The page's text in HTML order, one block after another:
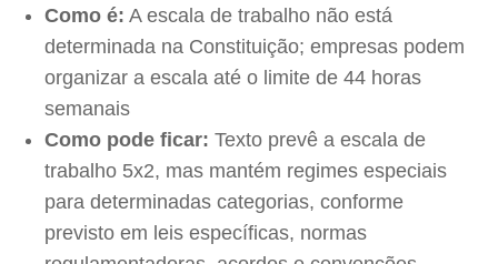
Como é: A escala de trabalho não está
determinada na Constituição; empresas podem
organizar a escala até o limite de 44 horas
semanais
Como pode ficar: Texto prevê a escala de
trabalho 5x2, mas mantém regimes especiais
para determinadas categorias, conforme
previsto em leis específicas, normas